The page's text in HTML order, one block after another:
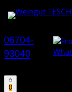
06704-
93040
0